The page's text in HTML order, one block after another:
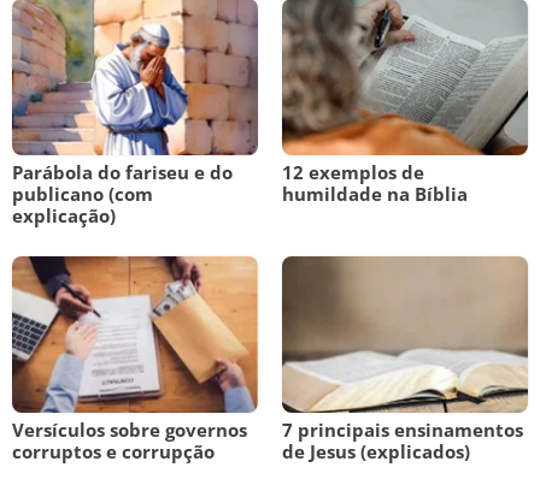
Parábola do fariseu e do
publicano (com
explicação)
12 exemplos de
humildade na Bíblia
Versículos sobre governos
corruptos e corrupção
7 principais ensinamentos
de Jesus (explicados)